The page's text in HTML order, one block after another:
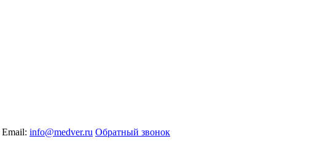
Email: info@medver.ru Обратный звонок